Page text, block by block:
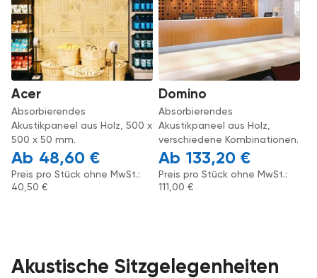
Acer
Absorbierendes
Akustikpaneel aus Holz, 500 x
500 x 50 mm.
48,60 €
Preis pro Stück ohne MwSt.:
40,50 €
Domino
Absorbierendes
Akustikpaneel aus Holz,
verschiedene Kombinationen.
133,20 €
Preis pro Stück ohne MwSt.:
111,00 €
Akustische Sitzgelegenheiten